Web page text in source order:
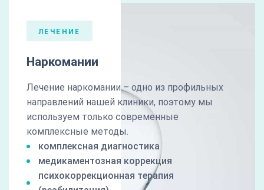
ЛЕЧЕНИЕ
Наркомании
Лечение наркомании – одно из профильных
направлений нашей клиники, поэтому мы
используем только современные
комплексные методы.
комплексная диагностика
медикаментозная коррекция
психокоррекционная терапия